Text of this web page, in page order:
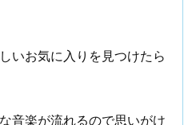
いお気に入りを見つけたら
音楽が流れるので思いがけ